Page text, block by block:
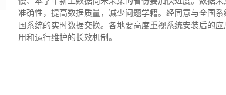
准确性，提高数据质量，减少问题学籍。经同意与全国
国系统的实时数据交换。各地要高度重视系统安装后的
用和运行维护的长效机制。